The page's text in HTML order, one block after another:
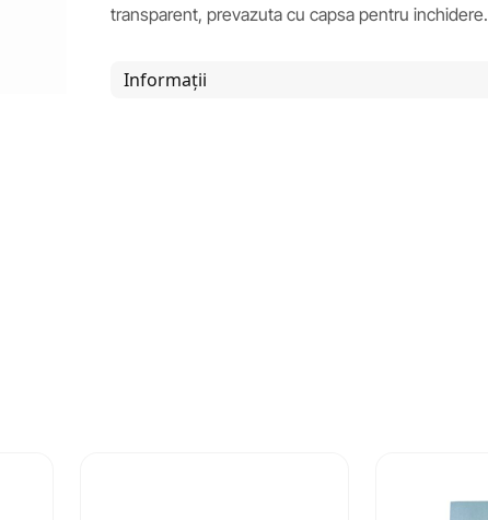
transparent, prevazuta cu capsa pentru inchidere.
Informații